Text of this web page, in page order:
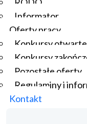
RODO
Informator
Oferty pracy
Konkursy otwarte
Konkursy
Pozostałe oferty
Regulaminy i
Kontakt